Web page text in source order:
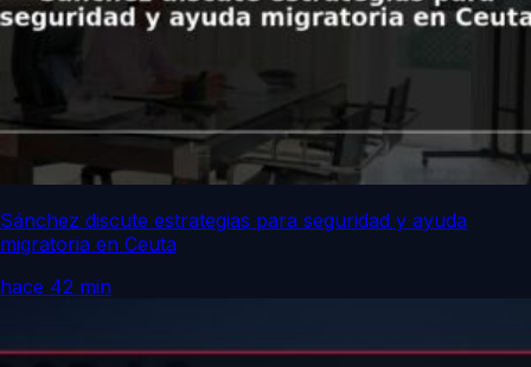
Sánchez discute estrategias para seguridad y ayuda
migratoria en Ceuta
hace 42 min